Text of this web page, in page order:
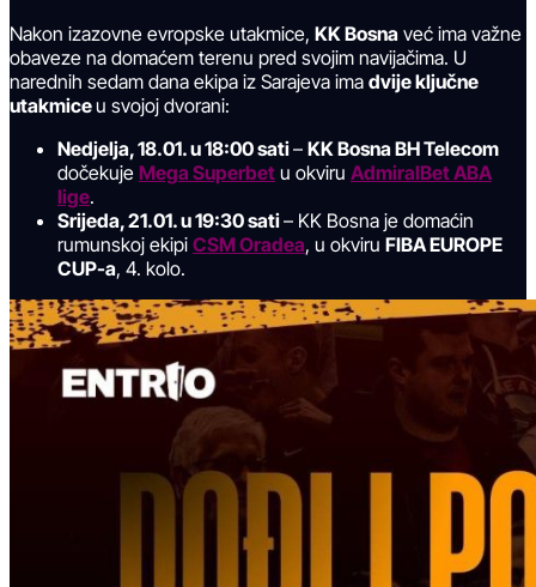
Nakon izazovne evropske utakmice, KK Bosna već ima važne
obaveze na domaćem terenu pred svojim navijačima. U
narednih sedam dana ekipa iz Sarajeva ima dvije ključne
utakmiceu svojoj dvorani:
Nedjelja, 18.01. u 18:00 sati– KK Bosna BH Telecom
dočekuje Mega Superbet u okviru AdmiralBet ABA
lige.
Srijeda, 21.01. u 19:30 sati– KK Bosna je domaćin
rumunskoj ekipi CSM Oradea, u okviru FIBA EUROPE
CUP-a, 4. kolo.